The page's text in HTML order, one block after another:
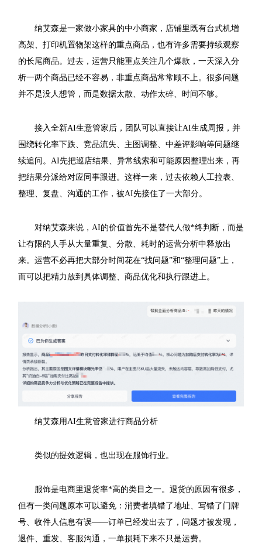
纳艾森是一家做小家具的中小商家，店铺里既有台式机增
高架、打印机置物架这样的重点商品，也有许多需要持续观察
的长尾商品。过去，运营只能重点关注几个爆款，一天深入分
析一两个商品已经不容易，非重点商品常常顾不上。很多问题
并不是没人想管，而是数据太散、动作太碎、时间不够。
接入全新AI生意管家后，团队可以直接让AI生成周报，并
围绕转化率下跌、竞品流失、主图调整、中差评影响等问题继
续追问。AI先把巡店结果、异常线索和可能原因整理出来，再
把结果分派给对应同事跟进。这样一来，过去依赖人工拉表、
整理、复盘、沟通的工作，被AI先接住了一大部分。
对纳艾森来说，AI的价值首先不是替代人做*终判断，而是
让有限的人手从大量重复、分散、耗时的运营分析中释放出
来。运营不必再把大部分时间花在“找问题”和“整理问题”上，
而可以把精力放到具体调整、商品优化和执行跟进上。
纳艾森用AI生意管家进行商品分析
类似的提效逻辑，也出现在服饰行业。
服饰是电商里退货率*高的类目之一。退货的原因有很多，
但有一类问题原本可以避免：消费者填错了地址、写错了门牌
号、收件人信息有误——订单已经发出去了，问题才被发现，
退件、重发、客服沟通，一单损耗下来不只是运费。